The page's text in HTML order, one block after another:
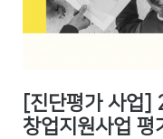
[진단평가 사업]
창업지원사업 평